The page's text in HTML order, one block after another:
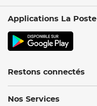
Applications La Poste
Restons connectés
Nos Services